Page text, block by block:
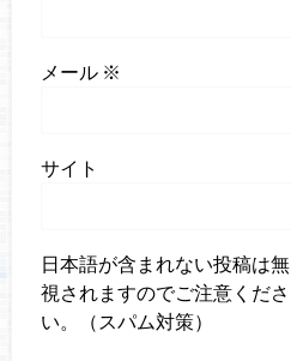
メール ※
サイト
日本語が含まれない投稿は無
視されますのでご注意くださ
い。（スパム対策）